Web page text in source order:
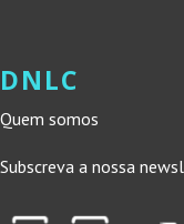
DNLC
Quem somos
Subscreva a nossa